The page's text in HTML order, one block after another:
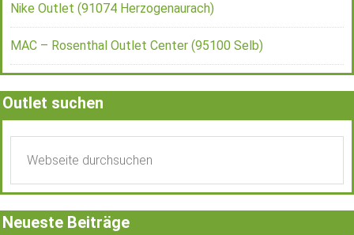
Nike Outlet (91074 Herzogenaurach)
MAC – Rosenthal Outlet Center (95100 Selb)
Outlet suchen
Neueste Beiträge